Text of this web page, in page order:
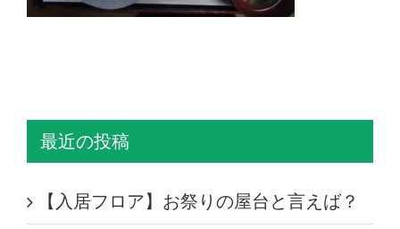
最近の投稿
【入居フロア】お祭りの屋台と言えば？